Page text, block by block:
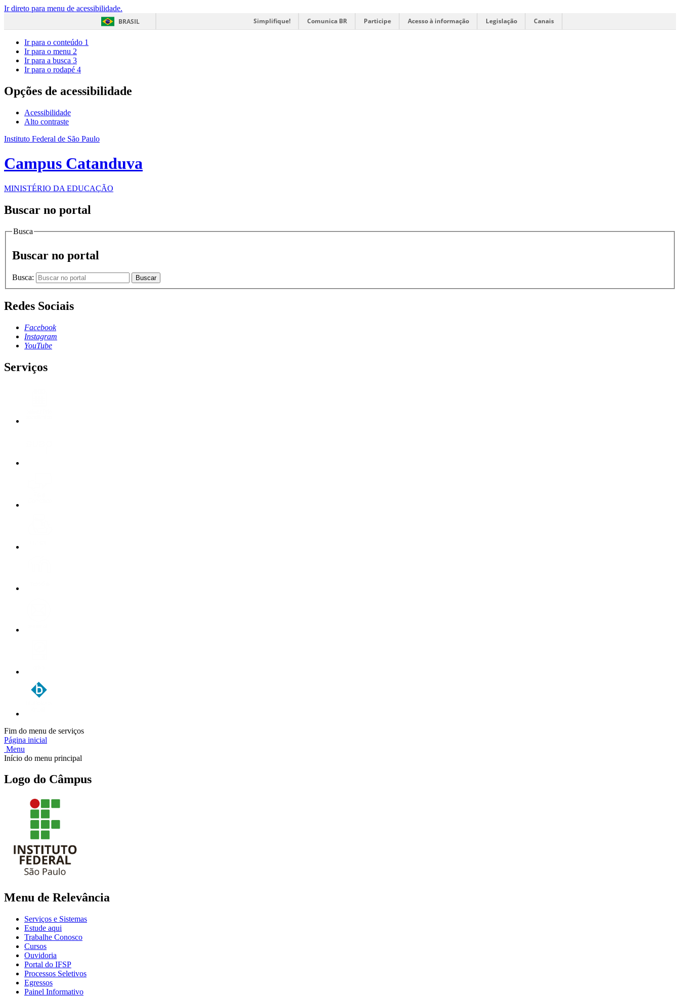
Ir direto para menu de acessibilidade.
BRASIL
Simplifique! Comunica BR Participe Acesso à informação Legislação Canais
Ir para o conteúdo 1
Ir para o menu 2
Ir para a busca 3
Ir para o rodapé 4
Opções de acessibilidade
Acessibilidade
Alto contraste
Instituto Federal de São Paulo
Campus Catanduva
MINISTÉRIO DA EDUCAÇÃO
Buscar no portal
Busca
Buscar no portal
Busca: Buscar
Redes Sociais
Facebook
Instagram
YouTube
Serviços
Fim do menu de serviços
Página inicial
Menu
Início do menu principal
Logo do Câmpus
Menu de Relevância
Serviços e Sistemas
Estude aqui
Trabalhe Conosco
Cursos
Ouvidoria
Portal do IFSP
Processos Seletivos
Egressos
Painel Informativo